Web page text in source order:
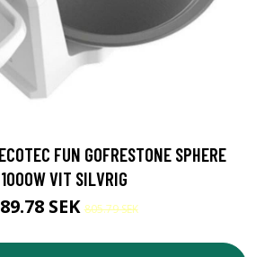
FUN GOFRESTONE SPHERE
1000W VIT SILVRIG
SEK805.79 SEK